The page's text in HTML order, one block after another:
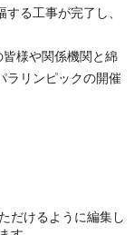
る工事が完了し、
様や関係機関と綿
ラリンピックの開催
だけるように編集し